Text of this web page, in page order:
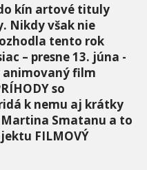
kín artové tituly
Nikdy však nie
tento rok
– presne 13. júna -
animovaný film
so
k nemu aj krátky
Smatanu a to
FILMOVÝ